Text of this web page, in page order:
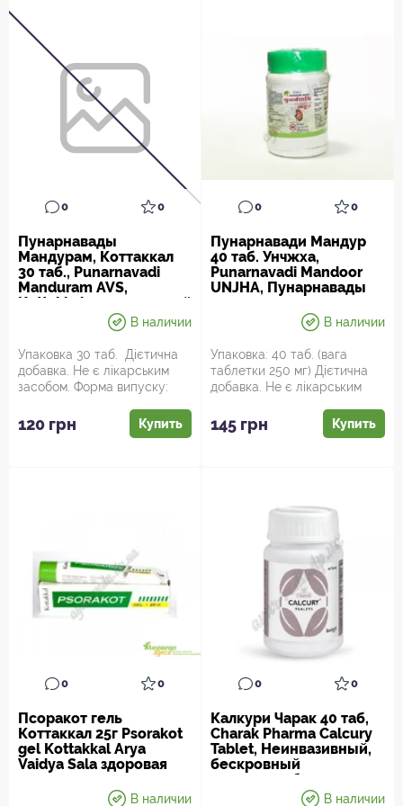
0 0
Пунарнавады
Мандурам, Коттаккал
30 таб., Punarnavadi
Manduram AVS,
Kottakkal, комплексный
препарат для почек.В наличии
Упаковка 30 таб. Дієтична
добавка. Не є лікарським
засобом. Форма випуску:
120 грн Купить
0 0
Пунарнавади Мандур
40 таб. Унчжха,
Punarnavadi Mandoor
UNJHA, Пунарнавады
анемии, АюрведаВ наличии
Упаковка: 40 таб. (вага
таблетки 250 мг) Дієтична
добавка. Не є лікарським
145 грн Купить
0 0
Псоракот гель
Коттаккал 25г Psorakot
gel Kottakkal Arya
Vaidya Sala здоровая
В наличии
0 0
Калкури Чарак 40 таб,
Charak Pharma Calcury
Tablet, Неинвазивный,
бескровный
каменодробитель и
Натуральный диуретик,
В наличии